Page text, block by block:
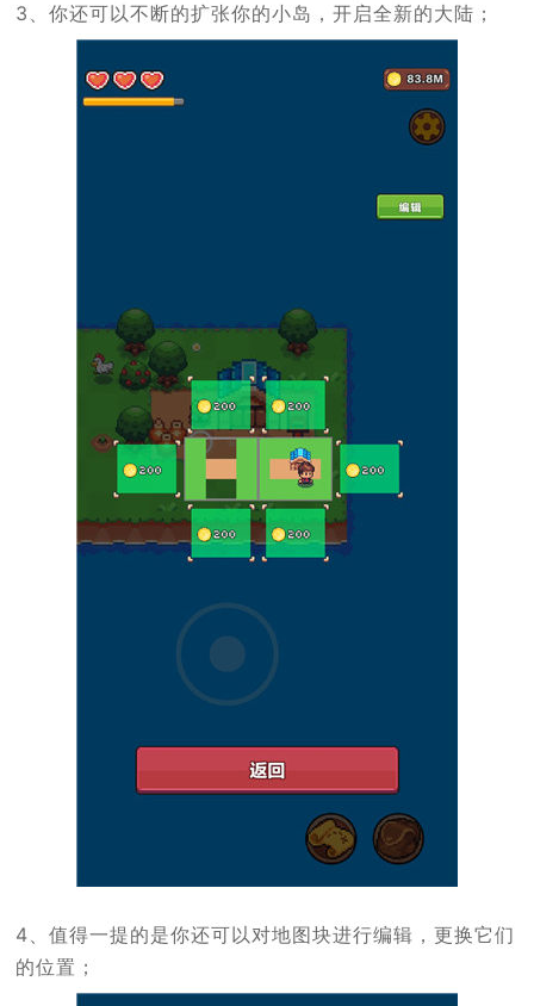
3、你还可以不断的扩张你的小岛，开启全新的大陆；
4、值得一提的是你还可以对地图块进行编辑，更换它们
的位置；